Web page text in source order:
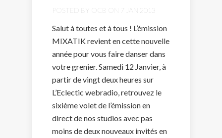
POSTED BY OCB ON 7 JAN 2013
Salut à toutes et à tous ! L’émission
MIXATIK revient en cette nouvelle
année pour vous faire danser dans
votre grenier. Samedi 12 Janvier, à
partir de vingt deux heures sur
L’Eclectic webradio, retrouvez le
sixième volet de l’émission en
direct de nos studios avec pas
moins de deux nouveaux invités en